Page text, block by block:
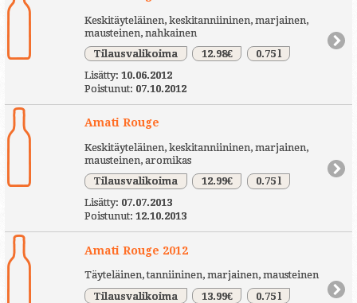
Keskitäyteläinen, keskitanniininen, marjainen,
mausteinen, nahkainen
Tilausvalikoima
12.98€
0.75 l
Lisätty: 10.06.2012
Poistunut: 07.10.2012
Amati Rouge
Keskitäyteläinen, keskitanniininen, marjainen,
mausteinen, aromikas
Tilausvalikoima
12.99€
0.75 l
Lisätty: 07.07.2013
Poistunut: 12.10.2013
Amati Rouge 2012
Täyteläinen, tanniininen, marjainen, mausteinen
Tilausvalikoima
13.99€
0.75 l